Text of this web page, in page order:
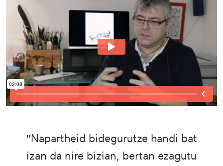
"Napartheid bidegurutze handi bat
izan da nire bizian, bertan ezagutu